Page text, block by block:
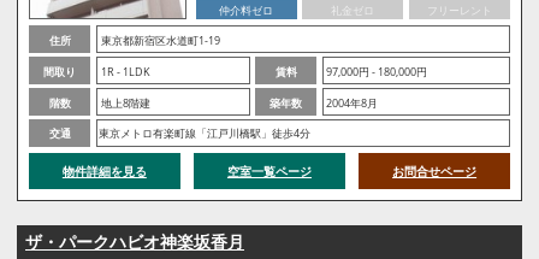
仲介料ゼロ
礼金ゼロ
フリーレント
住所
東京都新宿区水道町1-19
間取り
1R - 1LDK 賃料
97,000円 - 180,000円
階数
地上8階建 築年数
2004年8月
交通
東京メトロ有楽町線「江戸川橋駅」徒歩4分
物件詳細を見る 空室一覧ページ お問合せページ
ザ・パークハビオ神楽坂香月